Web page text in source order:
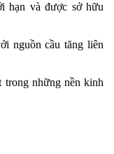
hạn và được sở hữu
nguồn cầu tăng liên
những nền kinh